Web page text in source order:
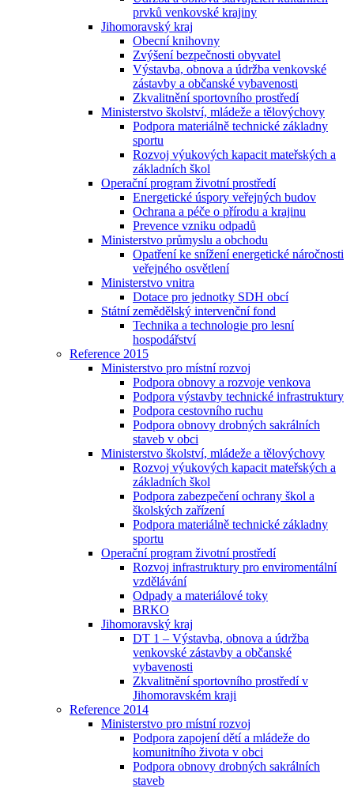
prvků venkovské krajiny
Jihomoravský kraj
Obecní knihovny
Zvýšení bezpečnosti obyvatel
Výstavba, obnova a údržba venkovské
zástavby a občanské vybavenosti
Zkvalitnění sportovního prostředí
Ministerstvo školství, mládeže a tělovýchovy
Podpora materiálně technické základny
sportu
Rozvoj výukových kapacit mateřských a
základních škol
Operační program životní prostředí
Energetické úspory veřejných budov
Ochrana a péče o přírodu a krajinu
Prevence vzniku odpadů
Ministerstvo průmyslu a obchodu
Opatření ke snížení energetické náročnosti
veřejného osvětlení
Ministerstvo vnitra
Dotace pro jednotky SDH obcí
Státní zemědělský intervenční fond
Technika a technologie pro lesní
hospodářství
Reference 2015
Ministerstvo pro místní rozvoj
Podpora obnovy a rozvoje venkova
Podpora výstavby technické infrastruktury
Podpora cestovního ruchu
Podpora obnovy drobných sakrálních
staveb v obci
Ministerstvo školství, mládeže a tělovýchovy
Rozvoj výukových kapacit mateřských a
základních škol
Podpora zabezpečení ochrany škol a
školských zařízení
Podpora materiálně technické základny
sportu
Operační program životní prostředí
Rozvoj infrastruktury pro enviromentální
vzdělávání
Odpady a materiálové toky
BRKO
Jihomoravský kraj
DT 1 – Výstavba, obnova a údržba
venkovské zástavby a občanské
vybavenosti
Zkvalitnění sportovního prostředí v
Jihomoravském kraji
Reference 2014
Ministerstvo pro místní rozvoj
Podpora zapojení dětí a mládeže do
komunitního života v obci
Podpora obnovy drobných sakrálních
staveb